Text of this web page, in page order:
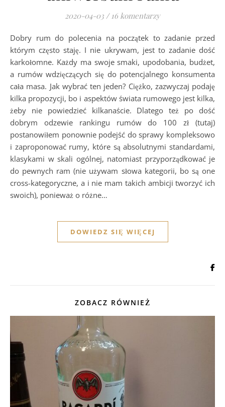
2020-04-03 / 16 komentarzy
Dobry rum do polecenia na początek to zadanie przed
którym często staję. I nie ukrywam, jest to zadanie dość
karkołomne. Każdy ma swoje smaki, upodobania, budżet,
a rumów wdzięczących się do potencjalnego konsumenta
cała masa. Jak wybrać ten jeden? Ciężko, zazwyczaj podaję
kilka propozycji, bo i aspektów świata rumowego jest kilka,
żeby nie powiedzieć kilkanaście. Dlatego też po dość
dobrym odzewie rankingu rumów do 100 zł (tutaj)
postanowiłem ponownie podejść do sprawy kompleksowo
i zaproponować rumy, które są absolutnymi standardami,
klasykami w skali ogólnej, natomiast przyporządkować je
do pewnych ram (nie używam słowa kategorii, bo są one
cross-kategoryczne, a i nie mam takich ambicji tworzyć ich
swoich), ponieważ o różne…
DOWIEDZ SIĘ WIĘCEJ
ZOBACZ RÓWNIEŻ